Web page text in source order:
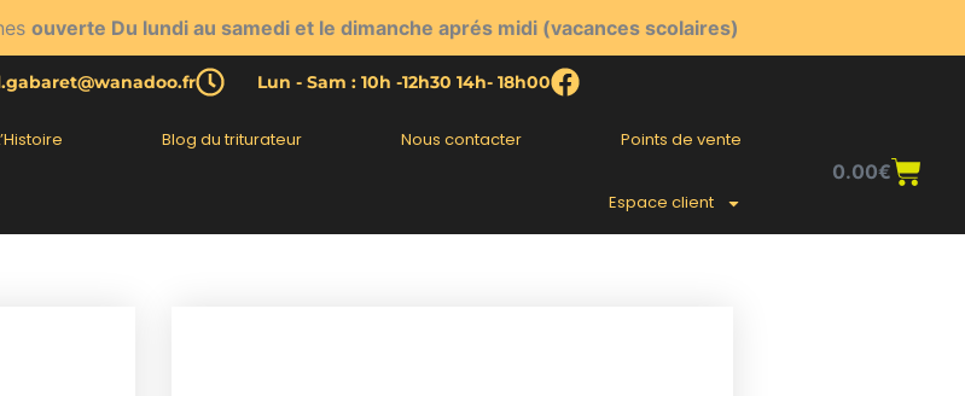
ouverte Du lundi au samedi et le dimanche aprés midi (vacances scolaires)
Lun - Sam : 10h -12h30 14h- 18h00
Blog du triturateur Nous contacter Points de vente
Espace client
0.00€